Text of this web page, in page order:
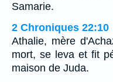
Samarie.
2 Chroniques 22:10
Athalie, mère
mort, se leva et fit
maison de Juda.